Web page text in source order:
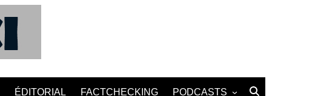
ÉDITORIAL FACTCHECKING PODCASTS